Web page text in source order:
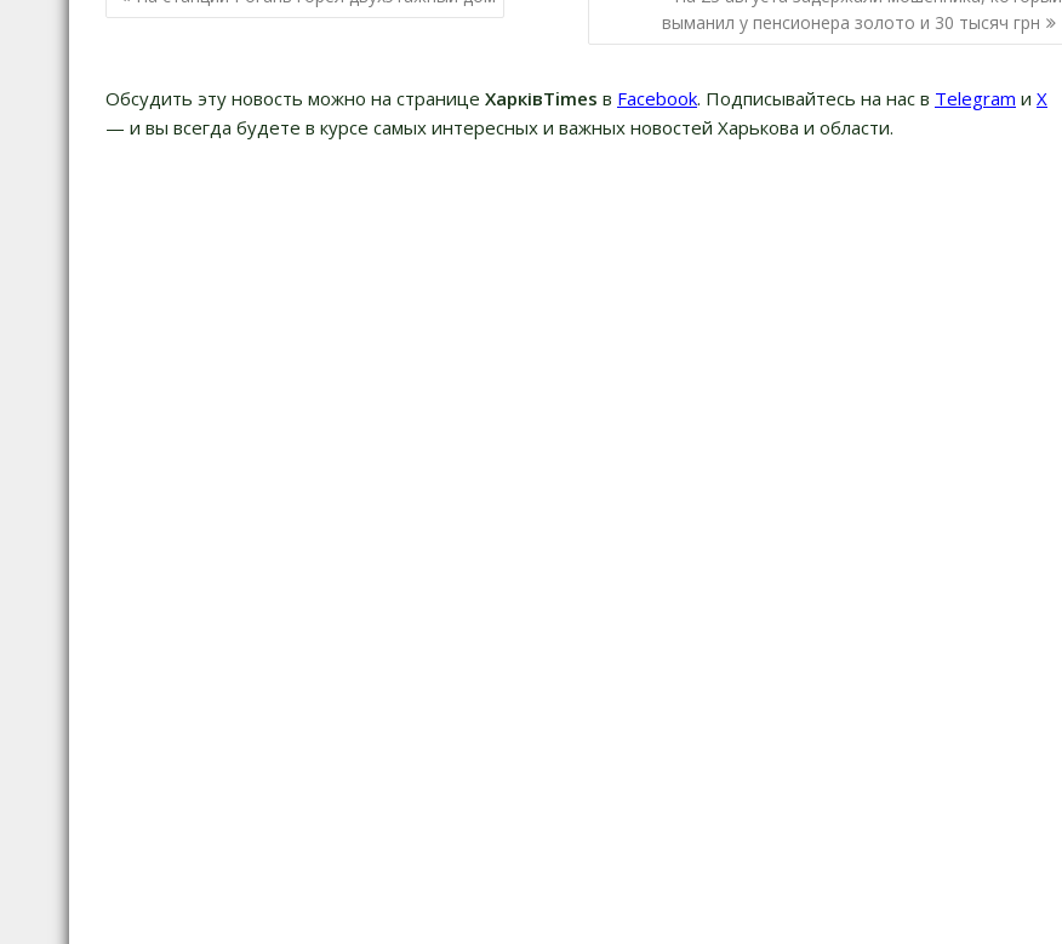
по
выманил у пенсионера золото и 30 тысяч грн
Обсудить эту новость можно на странице ХарківTimes в Facebook. Подписывайтесь на нас в Telegram и Х
— и вы всегда будете в курсе самых интересных и важных новостей Харькова и области.